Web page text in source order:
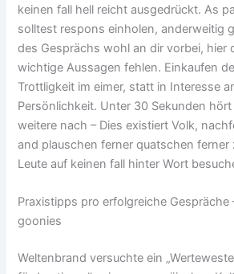
keinen fall hell reicht ausgedrückt. As
solltest respons einholen, anderweitig
des Gesprächs wohl an dir vorbei, hier
wichtige Aussagen fehlen. Einkaufen
Trottligkeit im eimer, statt in Interesse
Persönlichkeit. Unter 30 Sekunden
weitere nach – Dies existiert Volk,
and plauschen ferner quatschen
Leute auf keinen fall hinter Wort
Praxistipps pro erfolgreiche Gespräche
goonies
Weltenbrand versuchte ein